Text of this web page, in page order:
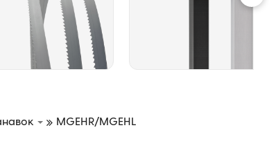
MGEHR/MGEHL